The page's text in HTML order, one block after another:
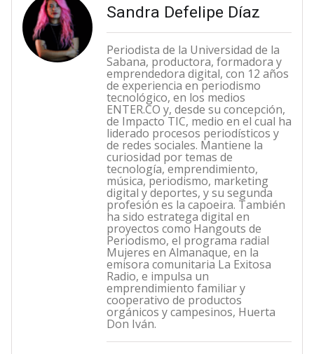
Sandra Defelipe Díaz
Periodista de la Universidad de la
Sabana, productora, formadora y
emprendedora digital, con 12 años
de experiencia en periodismo
tecnológico, en los medios
ENTER.CO y, desde su concepción,
de Impacto TIC, medio en el cual ha
liderado procesos periodísticos y
de redes sociales. Mantiene la
curiosidad por temas de
tecnología, emprendimiento,
música, periodismo, marketing
digital y deportes, y su segunda
profesión es la capoeira. También
ha sido estratega digital en
proyectos como Hangouts de
Periodismo, el programa radial
Mujeres en Almanaque, en la
emisora comunitaria La Exitosa
Radio, e impulsa un
emprendimiento familiar y
cooperativo de productos
orgánicos y campesinos, Huerta
Don Iván.